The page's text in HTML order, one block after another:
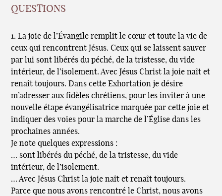
questions
1. La joie de l’Évangile remplit le cœur et toute la vie de
ceux qui rencontrent Jésus. Ceux qui se laissent sauver
par lui sont libérés du péché, de la tristesse, du vide
intérieur, de l’isolement. Avec Jésus Christ la joie naît et
renaît toujours. Dans cette Exhortation je désire
m’adresser aux fidèles chrétiens, pour les inviter à une
nouvelle étape évangélisatrice marquée par cette joie et
indiquer des voies pour la marche de l’Église dans les
prochaines années.
Je note quelques expressions :
… sont libérés du péché, de la tristesse, du vide
intérieur, de l’isolement.
… Avec Jésus Christ la joie naît et renaît toujours.
Parce que nous avons rencontré le Christ, nous avons